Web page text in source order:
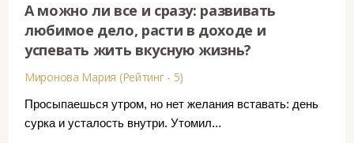
А можно ли все и сразу: развивать
любимое дело, расти в доходе и
успевать жить вкусную жизнь?
Миронова Мария (Рейтинг - 5)
Просыпаешься утром, но нет желания вставать: день
сурка и усталость внутри. Утомил...